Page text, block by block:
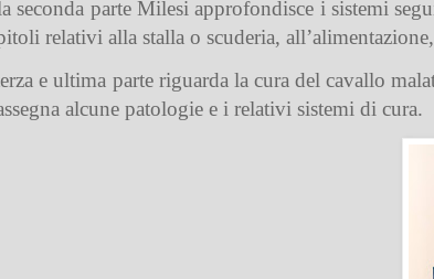
seconda parte Milesi approfondisce i sistemi
relativi alla stalla o scuderia,
e ultima parte riguarda la cura del cavallo
alcune patologie e i relativi sistemi di cura.